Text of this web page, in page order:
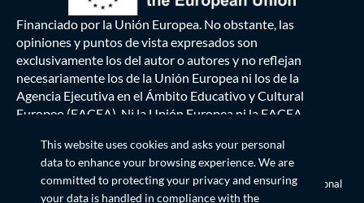
Financiado por la Unión Europea. No obstante, las
opiniones y puntos de vista expresados son
exclusivamente los del autor o autores y no reflejan
necesariamente los de la Unión Europea ni los de la
Agencia Ejecutiva en el Ámbito Educativo y Cultural
Europeo (EACEA). Ni la Unión Europea ni la EACEA
Esta obra © 2024 está bajo licencia
Creative Commons Reconocimiento-CompartirIgual 4.0 Internacional
This website uses cookies and asks your personal
data to enhance your browsing experience. We are
committed to protecting your privacy and ensuring
your data is handled in compliance with the